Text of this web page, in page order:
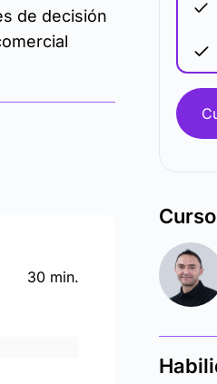
de decisión
Curso
30 min.